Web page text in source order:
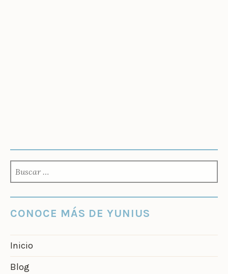
CONOCE MÁS DE YUNIUS
Inicio
Blog